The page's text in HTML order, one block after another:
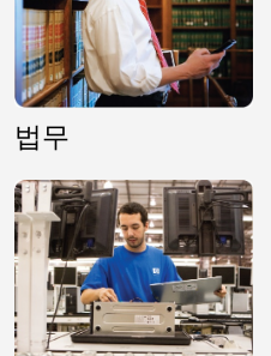
법무